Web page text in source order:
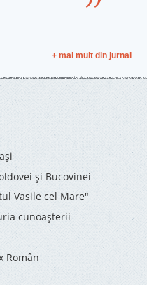
+ mai mult din jurnal
și Bucovinei
Vasile cel Mare"
cunoaşterii
Român